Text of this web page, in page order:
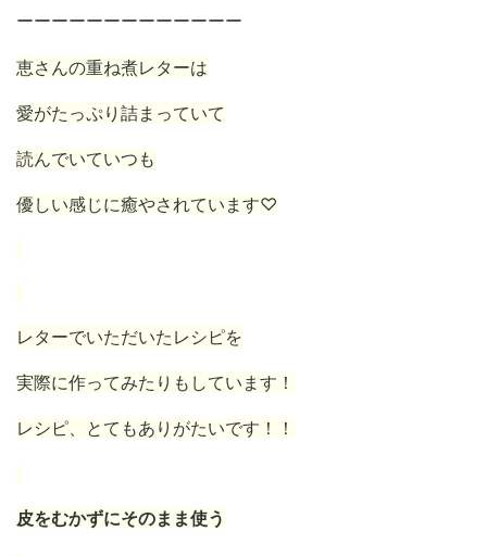
ーーーーーーーーーーーーー
恵さんの重ね煮レターは
愛がたっぷり詰まっていて
読んでいていつも
優しい感じに癒やされています♡
レターでいただいたレシピを
実際に作ってみたりもしています！
レシピ、とてもありがたいです！！
皮をむかずにそのまま使う